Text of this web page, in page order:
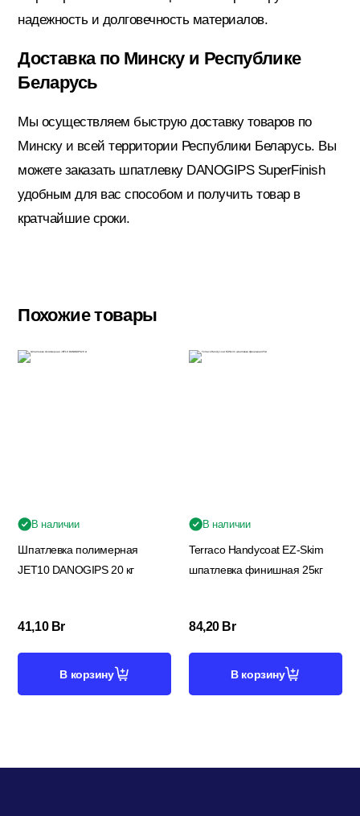
Электрика
надежность и долговечность материалов.
Доставка по Минску и Республике
Беларусь
Мы осуществляем быструю доставку товаров по
Минску и всей территории Республики Беларусь. Вы
можете заказать шпатлевку DANOGIPS SuperFinish
удобным для вас способом и получить товар в
кратчайшие сроки.
Похожие товары
В наличии
Шпатлевка полимерная
JET10 DANOGIPS 20 кг
41,10 Br
В корзину
В наличии
Terraco Handycoat EZ-Skim
шпатлевка финишная 25кг
84,20 Br
В корзину